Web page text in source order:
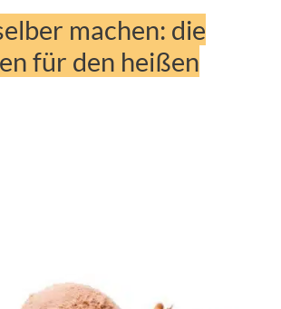
machen: die
für den heißen